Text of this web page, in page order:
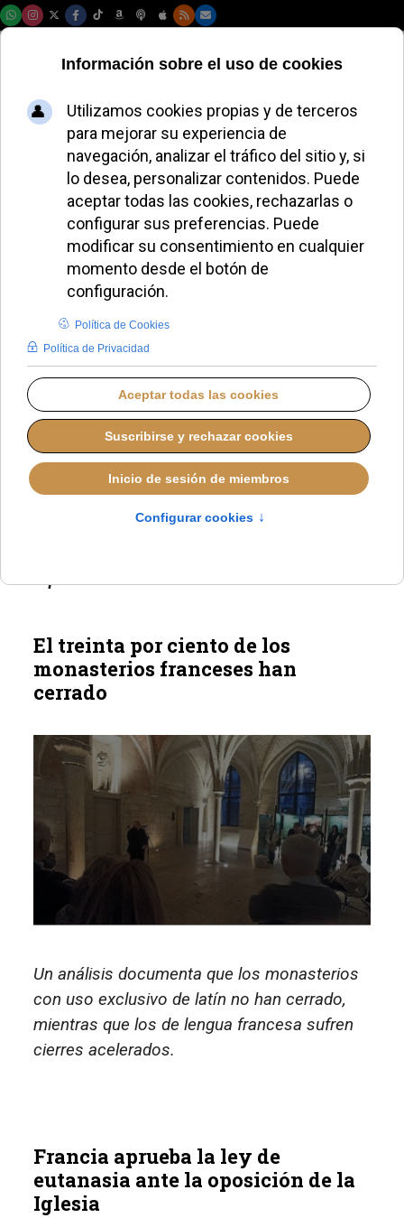
FRANCIA
Profanadas tres iglesias en Tours
con ataque al Santísimo
Sacramento
profanadas, incluyendo la Iglesia de Santa Juana
El treinta por ciento de los
monasterios franceses han
cerrado
Un análisis documenta que los monasterios
con uso exclusivo de latín no han cerrado,
mientras que los de lengua francesa sufren
cierres acelerados.
Francia aprueba la ley de
eutanasia ante la oposición de la
Iglesia